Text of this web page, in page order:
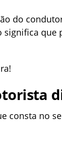
do
significa que
consta no